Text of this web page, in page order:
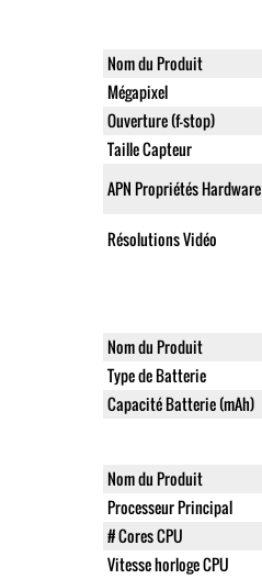
Nom du Produit
Mégapixel
Ouverture (f-stop)
Taille Capteur
APN Propriétés Hardware
Résolutions Vidéo
Nom du Produit
Type de Batterie
Capacité Batterie (mAh)
Nom du Produit
Processeur Principal
# Cores CPU
Vitesse horloge CPU